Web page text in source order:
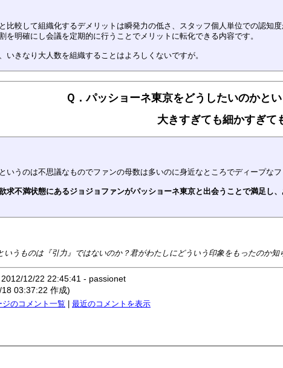
比較して組織化するデメリットは瞬発力の低さ、スタッフ個人単位での認知
を明確にし会議を定期的に行うことでメリットに転化できる内容です。
いきなり大人数を組織することはよろしくないですが。
Ｑ．パッショーネ東京をどうしたいのかと
大きすぎても細かすぎて
いうのは不思議なものでファンの母数は多いのに身近なところでディープな
求不満状態にあるジョジョファンがパッショーネ東京と出会うことで満足し
いうものは『引力』ではないのか？君がわたしにどういう印象をもったのか
12/22 22:45:41 - passionet
03:37:22 作成)
ジのコメント一覧 | 最近のコメントを表示